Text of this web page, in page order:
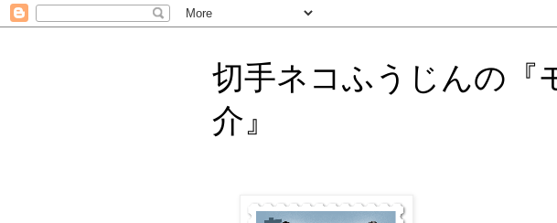
切手ネコふうじんの『
介』